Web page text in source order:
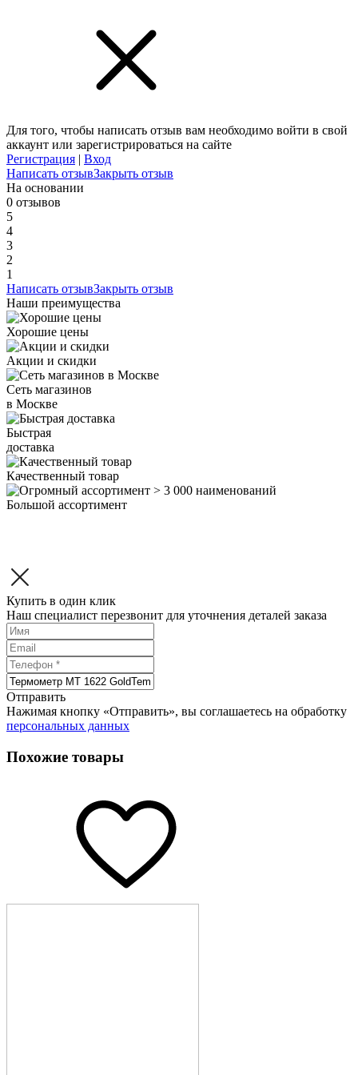
Для того, чтобы написать отзыв вам необходимо войти в свой
аккаунт или зарегистрироваться на сайте
Регистрация | Вход
Написать отзывЗакрыть отзыв
На основании
0 отзывов
5
4
3
2
1
Написать отзывЗакрыть отзыв
Наши преимущества
Хорошие цены
Акции и скидки
Сеть магазинов
в Москве
Быстрая
доставка
Качественный товар
Большой ассортимент
Купить в один клик
Наш специалист перезвонит для уточнения деталей заказа
Отправить
Нажимая кнопку «Отправить», вы соглашаетесь на обработку
персональных данных
Похожие товары